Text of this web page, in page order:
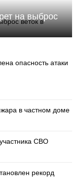
на выброс
опасность атаки
в частном доме
СВО
рекорд